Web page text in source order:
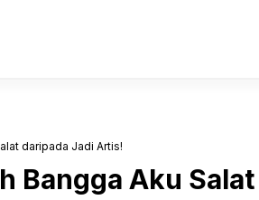
daripada Jadi Artis!
Bangga Aku Salat